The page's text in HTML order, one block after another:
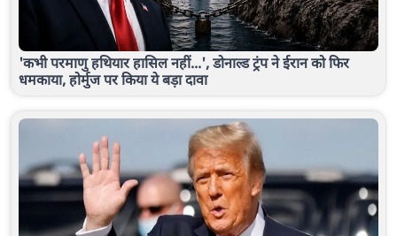
'कभी परमाणु हथियार हासिल नहीं...', डोनाल्ड ट्रंप ने ईरान को फिर
धमकाया, होर्मुज पर किया ये बड़ा दावा